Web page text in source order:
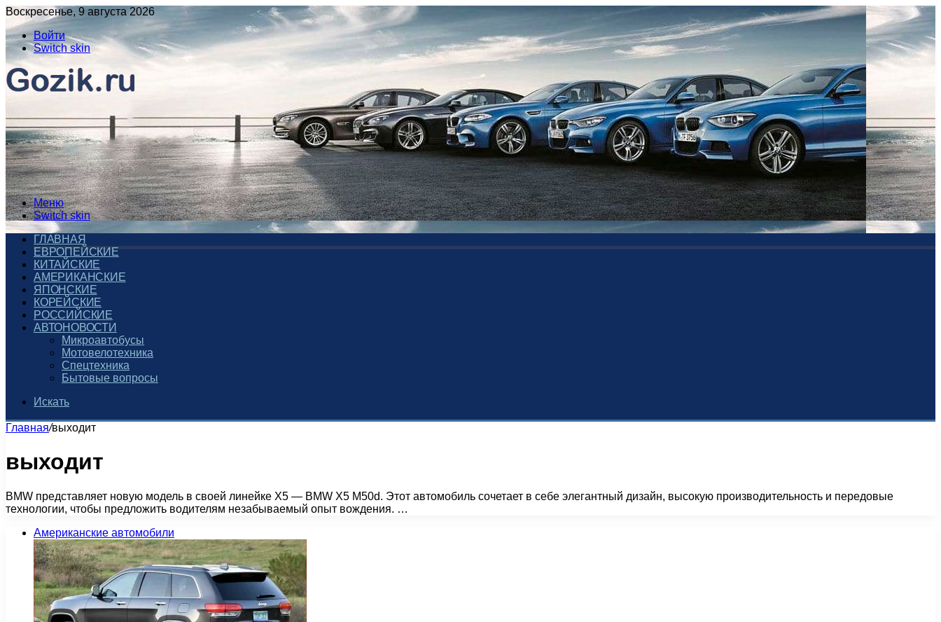
Воскресенье, 9 августа 2026
Войти
Switch skin
Меню
Switch skin
ГЛАВНАЯ
ЕВРОПЕЙСКИЕ
КИТАЙСКИЕ
АМЕРИКАНСКИЕ
ЯПОНСКИЕ
КОРЕЙСКИЕ
РОССИЙСКИЕ
АВТОНОВОСТИ
Микроавтобусы
Мотовелотехника
Спецтехника
Бытовые вопросы
Искать
Главная/выходит
выходит
BMW представляет новую модель в своей линейке X5 — BMW X5 M50d. Этот автомобиль сочетает в себе элегантный дизайн, высокую производительность и передовые
технологии, чтобы предложить водителям незабываемый опыт вождения. …
Американские автомобили